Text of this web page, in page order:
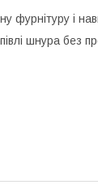
фурнітуру і
шнура без